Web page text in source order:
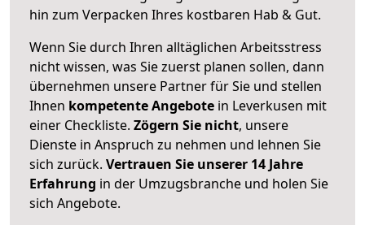
hin zum Verpacken Ihres kostbaren Hab & Gut.
Wenn Sie durch Ihren alltäglichen Arbeitsstress
nicht wissen, was Sie zuerst planen sollen, dann
übernehmen unsere Partner für Sie und stellen
Ihnen kompetente Angebote in Leverkusen mit
einer Checkliste. Zögern Sie nicht, unsere
Dienste in Anspruch zu nehmen und lehnen Sie
sich zurück. Vertrauen Sie unserer 14 Jahre
Erfahrung in der Umzugsbranche und holen Sie
sich Angebote.